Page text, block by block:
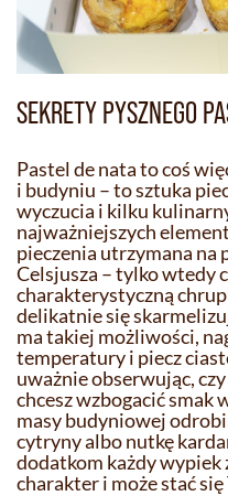
SEKRETY PYSZNEGO
Pastel de nata to coś
i budyniu – to sztuka
wyczucia i kilku
najważniejszych
pieczenia utrzymana na
Celsjusza – tylko wtedy
charakterystyczną
delikatnie się
ma takiej możliwości,
temperatury i piecz
uważnie obserwując,
chcesz wzbogacić smak
masy budyniowej
cytryny albo nutkę
dodatkom każdy
charakter i może stać